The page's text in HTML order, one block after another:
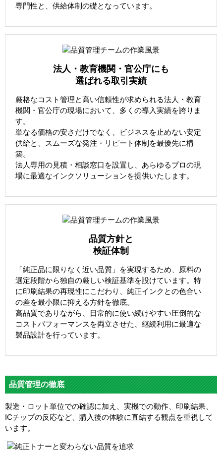
専門性と、供給体制の礎となっています。
法人・教育機関・官公庁にも
選ばれる取引実績
厳格なコスト管理と高い信頼性が求められる法人・教育
機関・官公庁の現場において、多くの導入実績を誇りま
す。
単なる価格の安さだけでなく、ビジネスを止めない安定
供給と、スムーズな発注・リピート体制を最優先に構
築。
法人専用の見積・相談窓口を設置し、あらゆるプロの現
場に最適なインクソリューションを提供いたします。
品質方針と
検証体制
「純正品に限りなく近い品質」を実現するため、原料の
選定段階から独自の厳しい検証基準を設けています。特
に印刷結果の再現性にこだわり、純正インクとの色合い
の差を最小限に抑える方針を徹底。
高品質でありながら、日常的に使い続けやすい圧倒的な
コストパフォーマンスを両立させた、継続利用に最適な
製品設計を行っています。
品質管理の徹底
製造・ロット単位での確認に加え、実機での動作、印刷結果、
ICチップの反応など、購入後の体験に直結する観点を重視して
います。